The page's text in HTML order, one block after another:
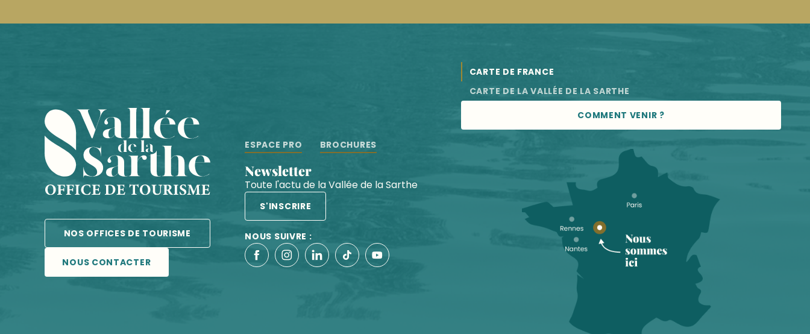
NOS OFFICES DE TOURISME
NOUS CONTACTER
ESPACE PRO BROCHURES
Newsletter
Toute l'actu de la Vallée de la Sarthe
S'INSCRIRE
NOUS SUIVRE :
CARTE DE FRANCE
CARTE DE LA VALLÉE DE LA SARTHE
COMMENT VENIR ?